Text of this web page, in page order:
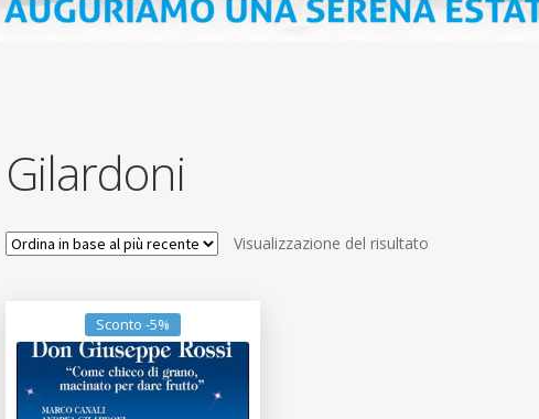
Gilardoni
Visualizzazione del risultato
Sconto -5%